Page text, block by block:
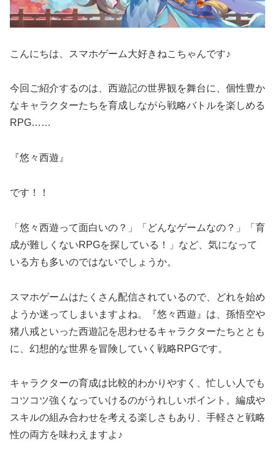
こんにちは、スマホゲーム大好きねこちゃんです♪
今回ご紹介するのは、西遊記の世界観を舞台に、個性豊か
なキャラクターたちを育成しながら戦略バトルを楽しめる
RPG……
『悠々西遊』
です！！
「悠々西遊って面白いの？」「どんなゲームなの？」「育
成が難しくないRPGを探している！」など、気になって
いる方も多いのではないでしょうか。
スマホゲームはたくさん配信されているので、どれを始め
ようか迷ってしまいますよね。『悠々西遊』は、孫悟空や
猪八戒といった西遊記を思わせるキャラクターたちととも
に、幻想的な世界を冒険していく戦略RPGです。
キャラクターの育成は比較的わかりやすく、忙しい人でも
コツコツ強くなっていけるのがうれしいポイント。編成や
スキルの組み合わせを考える楽しさもあり、手軽さと戦略
性の両方を味わえますよ♪